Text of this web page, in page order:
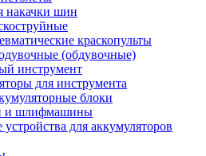
накачки шин
краскопульты
(обдувочные)
инструмент
для инструмента
блоки
и шлифмашины
устройства для аккумуляторов